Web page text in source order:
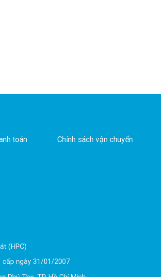
toán Chính sách vận chuyển
(HPC)
cấp ngày 31/01/2007